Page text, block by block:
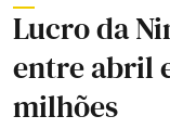
Lucro da
entre abril
milhões